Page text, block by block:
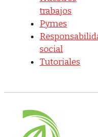
trabajos
Pymes
social
Tutoriales